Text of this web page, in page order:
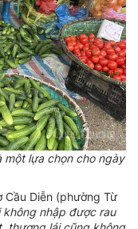
một lựa chọn cho ngày
Cầu Diễn (phường Từ
nhập được rau